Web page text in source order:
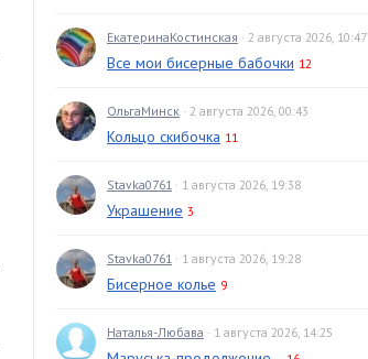
ЕкатеринаКостинская · 2 августа 2026, 10:47
Все мои бисерные бабочки 12
ОльгаМинск · 2 августа 2026, 00:43
Кольцо скибочка 11
Stavka0761 · 1 августа 2026, 19:38
Украшение 3
Stavka0761 · 1 августа 2026, 19:28
Бисерное колье 9
Наталья-Любава · 1 августа 2026, 14:25